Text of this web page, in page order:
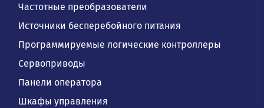
Частотные преобразователи
Источники бесперебойного питания
Программируемые логические контроллеры
Сервоприводы
Панели оператора
Шкафы управления